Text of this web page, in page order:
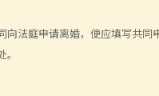
向法庭申请离婚，便应填写共同